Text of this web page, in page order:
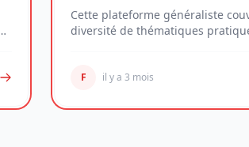
Cette plateforme généraliste
diversité de thématiques
F il y a 3 mois